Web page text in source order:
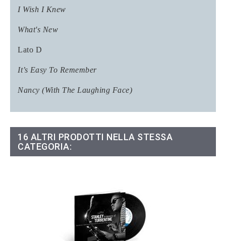
I Wish I Knew
What's New
Lato D
It’s Easy To Remember
Nancy (With The Laughing Face)
16 ALTRI PRODOTTI NELLA STESSA
CATEGORIA: